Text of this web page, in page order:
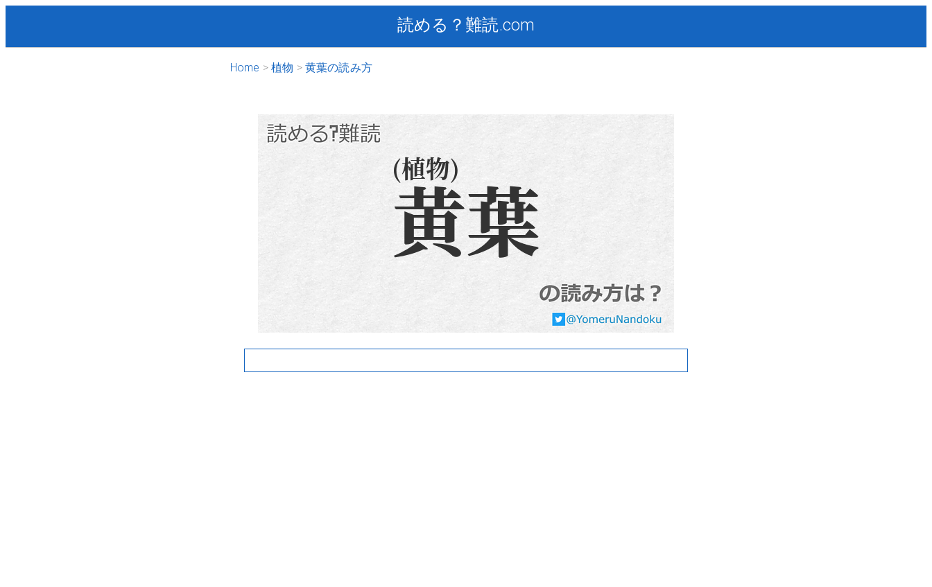
読める？難読.com
Home 植物 黄葉の読み方